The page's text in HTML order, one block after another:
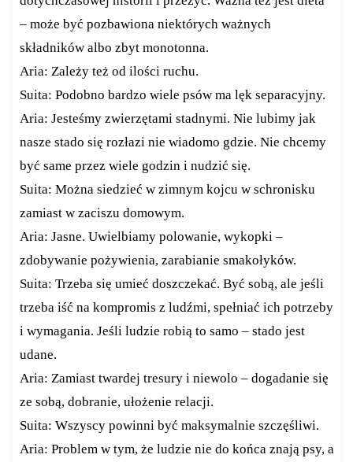
– może być pozbawiona niektórych ważnych
składników albo zbyt monotonna.
Aria: Zależy też od ilości ruchu.
Suita: Podobno bardzo wiele psów ma lęk separacyjny.
Aria: Jesteśmy zwierzętami stadnymi. Nie lubimy jak
nasze stado się rozłazi nie wiadomo gdzie. Nie chcemy
być same przez wiele godzin i nudzić się.
Suita: Można siedzieć w zimnym kojcu w schronisku
zamiast w zaciszu domowym.
Aria: Jasne. Uwielbiamy polowanie, wykopki –
zdobywanie pożywienia, zarabianie smakołyków.
Suita: Trzeba się umieć doszczekać. Być sobą, ale jeśli
trzeba iść na kompromis z ludźmi, spełniać ich potrzeby
i wymagania. Jeśli ludzie robią to samo – stado jest
udane.
Aria: Zamiast twardej tresury i niewolo – dogadanie się
ze sobą, dobranie, ułożenie relacji.
Suita: Wszyscy powinni być maksymalnie szczęśliwi.
Aria: Problem w tym, że ludzie nie do końca znają psy, a